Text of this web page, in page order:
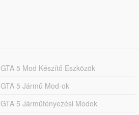
GTA 5 Mod Készítő Eszközök
GTA 5 Jármű Mod-ok
GTA 5 Járműfényezési Modok